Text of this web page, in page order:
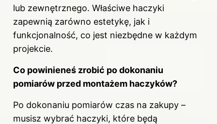
lub zewnętrznego. Właściwe haczyki
zapewnią zarówno estetykę, jak i
funkcjonalność, co jest niezbędne w każdym
projekcie.
Co powinieneś zrobić po dokonaniu
pomiarów przed montażem haczyków?
Po dokonaniu pomiarów czas na zakupy –
musisz wybrać haczyki, które będą